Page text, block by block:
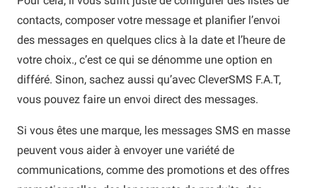
contacts, composer votre message et planifier l’envoi
des messages en quelques clics à la date et l’heure de
votre choix., c’est ce qui se dénomme une option en
différé. Sinon, sachez aussi qu’avec CleverSMS F.A.T,
vous pouvez faire un envoi direct des messages.
Si vous êtes une marque, les messages SMS en masse
peuvent vous aider à envoyer une variété de
communications, comme des promotions et des offres